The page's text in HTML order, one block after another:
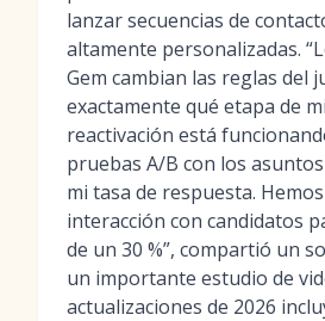
lanzar secuencias de
altamente personalizadas.
Gem cambian las reglas del
exactamente qué etapa de
reactivación está
pruebas A/B con los
mi tasa de respuesta.
interacción con candidatos
de un 30 %”, compartió un
un importante estudio de
actualizaciones de 2026